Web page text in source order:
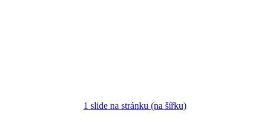
1 slide na stránku (na šířku)